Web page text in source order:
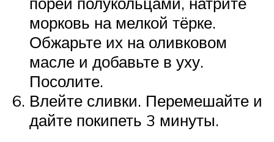
морковь на мелкой тёрке.
Обжарьте их на оливковом
масле и добавьте в уху.
Посолите.
Влейте сливки. Перемешайте и
дайте покипеть 3 минуты.